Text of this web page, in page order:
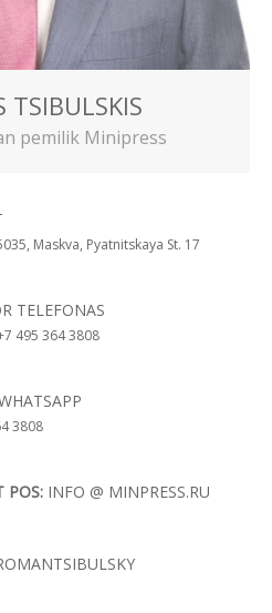
TSIBULSKIS
pemilik Minipress
Maskva, Pyatnitskaya St. 17
TELEFONAS
495 364 3808
3808
POS: INFO @ MINPRESS.RU